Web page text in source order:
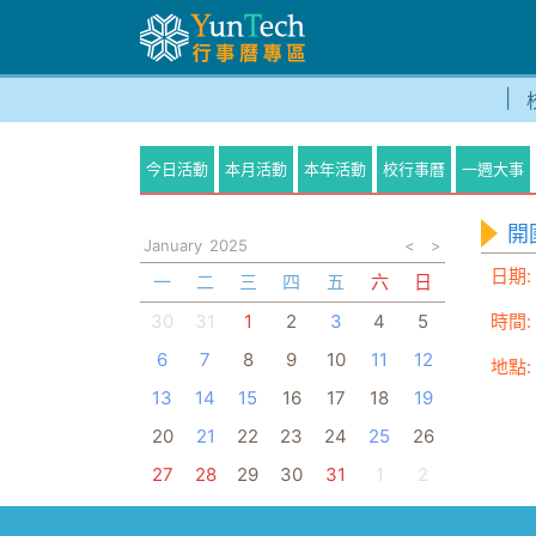
今日活動 本月活動 本年活動 校行事曆 一週大事
January 2025 < >
一 二 三 四 五 六
日
30
31 1 2 3 4
5
6
7 8 9 10 11
12
13
14 15 16 17 18
19
20
21 22 23 24 25
26
27
28 29 30 31 1 2
日期:
時間:
地點: